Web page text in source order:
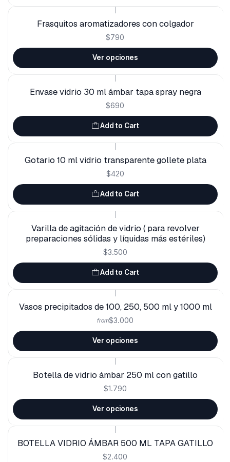
Frasquitos aromatizadores con colgador
$790
Ver opciones
Envase vidrio 30 ml ámbar tapa spray negra
$690
Add to Cart
Gotario 10 ml vidrio transparente gollete plata
$420
Add to Cart
Varilla de agitación de vidrio ( para revolver
preparaciones sólidas y líquidas más estériles)
$3.500
Add to Cart
Vasos precipitados de 100, 250, 500 ml y 1000 ml
from$3.000
Ver opciones
Botella de vidrio ámbar 250 ml con gatillo
$1.790
Ver opciones
BOTELLA VIDRIO ÁMBAR 500 ML TAPA GATILLO
$2.400